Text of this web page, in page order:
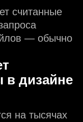
считанные
— обычно
в дизайне
на тысячах